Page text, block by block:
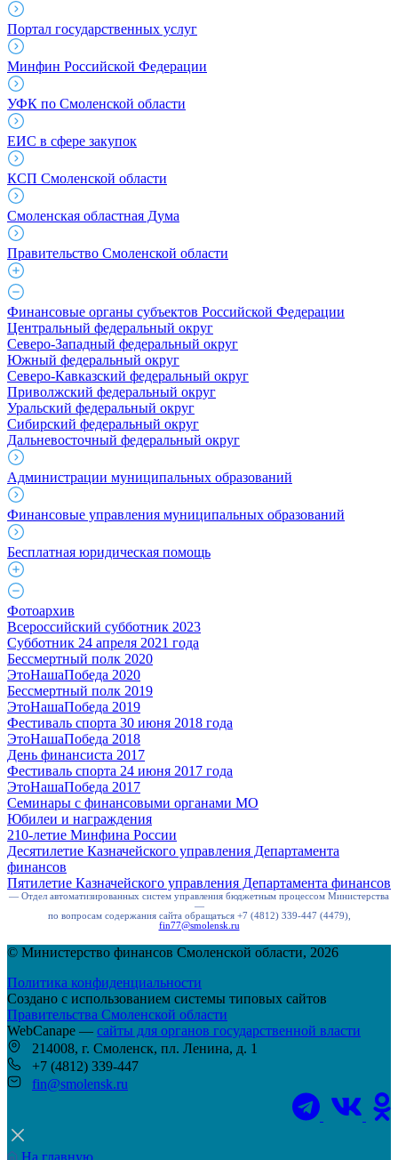
Портал государственных услуг
Минфин Российской Федерации
УФК по Смоленской области
ЕИС в сфере закупок
КСП Смоленской области
Смоленская областная Дума
Правительство Смоленской области
Финансовые органы субъектов Российской Федерации
Центральный федеральный округ
Северо-Западный федеральный округ
Южный федеральный округ
Северо-Кавказский федеральный округ
Приволжский федеральный округ
Уральский федеральный округ
Сибирский федеральный округ
Дальневосточный федеральный округ
Администрации муниципальных образований
Финансовые управления муниципальных образований
Бесплатная юридическая помощь
Фотоархив
Всероссийский субботник 2023
Субботник 24 апреля 2021 года
Бессмертный полк 2020
ЭтоНашаПобеда 2020
Бессмертный полк 2019
ЭтоНашаПобеда 2019
Фестиваль спорта 30 июня 2018 года
ЭтоНашаПобеда 2018
День финансиста 2017
Фестиваль спорта 24 июня 2017 года
ЭтоНашаПобеда 2017
Семинары с финансовыми органами МО
Юбилеи и награждения
210-летие Минфина России
Десятилетие Казначейского управления Департамента
финансов
Пятилетие Казначейского управления Департамента финансов
— Отдел автоматизированных систем управления бюджетным процессом Министерства
—
по вопросам содержания сайта обращаться +7 (4812) 339-447 (4479),
fin77@smolensk.ru
© Министерство финансов Смоленской области, 2026
Политика конфиденциальности
Создано с использованием системы типовых сайтов
Правительства Смоленской области
WebCanape — сайты для органов государственной власти
214008, г. Смоленск, пл. Ленина, д. 1
+7 (4812) 339-447
fin@smolensk.ru
На главную